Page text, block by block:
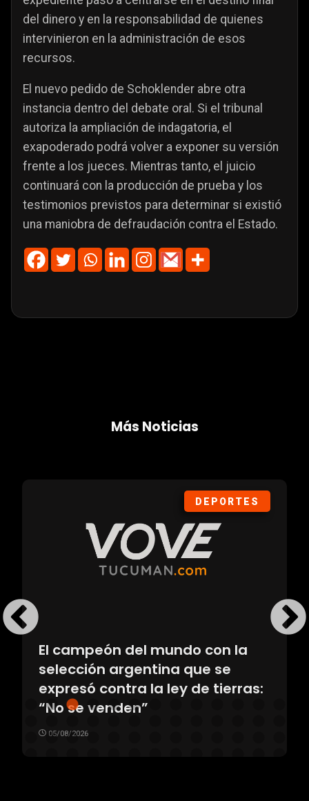
del dinero y en la responsabilidad de quienes
intervinieron en la administración de esos
recursos.
El nuevo pedido de Schoklender abre otra
instancia dentro del debate oral. Si el tribunal
autoriza la ampliación de indagatoria, el
exapoderado podrá volver a exponer su versión
frente a los jueces. Mientras tanto, el juicio
continuará con la producción de prueba y los
testimonios previstos para determinar si existió
una maniobra de defraudación contra el Estado.
Más Noticias
DEPORTES
El campeón del mundo con la
selección argentina que se
expresó contra la ley de tierras:
“No se venden”
05/08/2026